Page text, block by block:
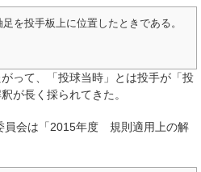
を投手板上に位置したときである。
って、「投球当時」とは投手が「投
が長く採られてきた。
員会は「2015年度 規則適用上の解